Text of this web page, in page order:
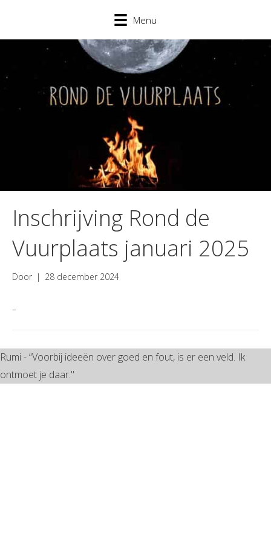
Menu
Inschrijving Rond de
Vuurplaats januari 2025
Door | 28 december 2024
–
Rumi - “Voorbij ideeën over goed en fout, is er een veld. Ik
ontmoet je daar."